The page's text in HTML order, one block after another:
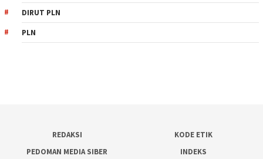
DIRUT PLN
PLN
REDAKSI
KODE ETIK
PEDOMAN MEDIA SIBER
INDEKS